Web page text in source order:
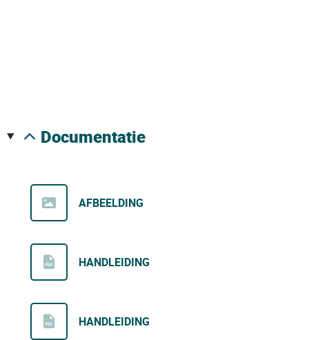
documentatie
AFBEELDING
HANDLEIDING
HANDLEIDING